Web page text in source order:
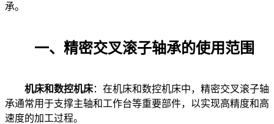
承。
一、精密交叉滚子轴承的使用范围
机床和数控机床：在机床和数控机床中，精密交叉滚子轴
承通常用于支撑主轴和工作台等重要部件，以实现高精度和高
速度的加工过程。